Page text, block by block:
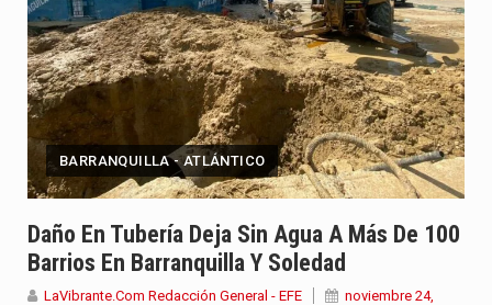
BARRANQUILLA - ATLÁNTICO
Daño En Tubería Deja Sin Agua A Más De 100
Barrios En Barranquilla Y Soledad
LaVibrante.Com Redacción General - EFE
noviembre 24,